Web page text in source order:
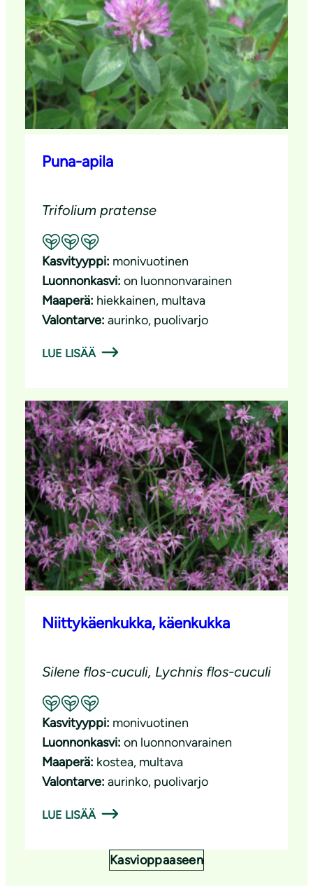
Puna-apila
Trifolium pratense
Suositeltavuus: Erinomainen pölyttäjäkasvi
Kasvityyppi: monivuotinen
Luonnonkasvi: on luonnonvarainen
Maaperä: hiekkainen, multava
Valontarve: aurinko, puolivarjo
LUE LISÄÄ
Niittykäenkukka, käenkukka
Silene flos-cuculi, Lychnis flos-cuculi
Suositeltavuus: Erinomainen pölyttäjäkasvi
Kasvityyppi: monivuotinen
Luonnonkasvi: on luonnonvarainen
Maaperä: kostea, multava
Valontarve: aurinko, puolivarjo
LUE LISÄÄ
Kasvioppaaseen